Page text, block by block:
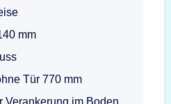
mm
Tür 770 mm
Verankerung im Boden